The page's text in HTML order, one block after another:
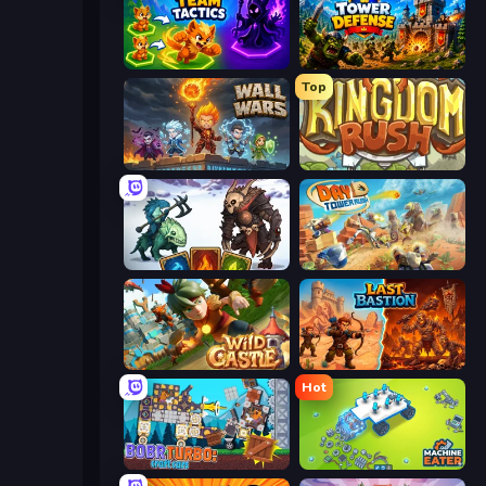
Merge Team Tactics Tower Defense
Wall Wars
Top
Kingdom Rush
Dark Stones: Card Battle RPG Day D Tower Rush
Wild Castle TD: Grow Empire Last Bastion
Bobr Turbo: Craft Cars
Hot
Machine Eater